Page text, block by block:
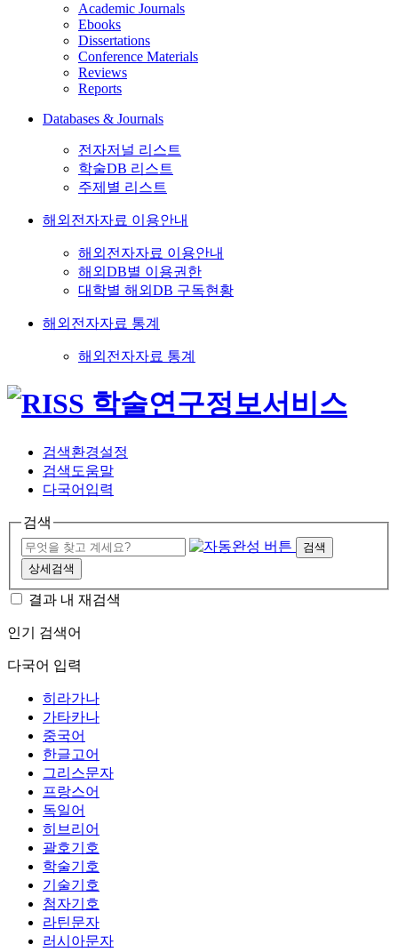
Academic Journals
Ebooks
Dissertations
Conference Materials
Reviews
Reports
Databases & Journals
전자저널 리스트
학술DB 리스트
주제별 리스트
해외전자자료 이용안내
해외전자자료 이용안내
해외DB별 이용권한
대학별 해외DB 구독현황
해외전자자료 통계
해외전자자료 통계
검색환경설정
검색도움말
다국어입력
검색
검색
상세검색
결과 내 재검색
인기 검색어
다국어 입력
히라가나
가타카나
중국어
한글고어
그리스문자
프랑스어
독일어
히브리어
괄호기호
학술기호
기술기호
첨자기호
라틴문자
러시아문자